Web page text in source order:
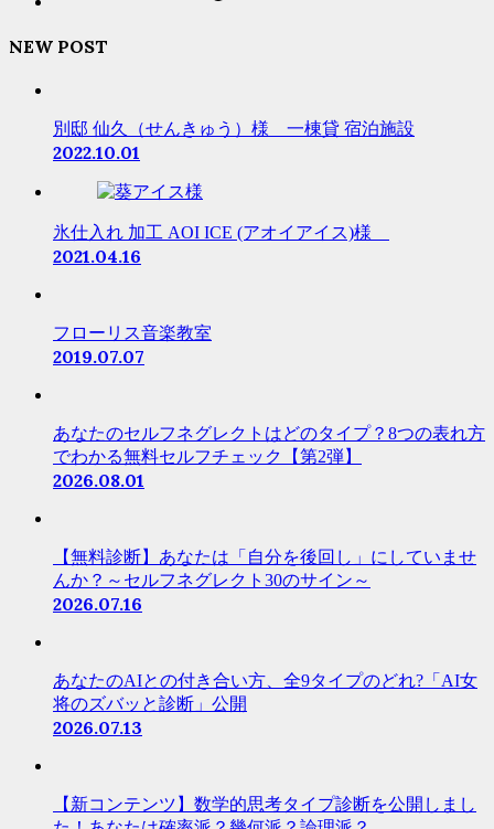
NEW POST
別邸 仙久（せんきゅう）様 一棟貸 宿泊施設
2022.10.01
氷仕入れ 加工 AOI ICE (アオイアイス)様
2021.04.16
フローリス音楽教室
2019.07.07
あなたのセルフネグレクトはどのタイプ？8つの表れ方
でわかる無料セルフチェック【第2弾】
2026.08.01
【無料診断】あなたは「自分を後回し」にしていませ
んか？～セルフネグレクト30のサイン～
2026.07.16
あなたのAIとの付き合い方、全9タイプのどれ?「AI女
将のズバッと診断」公開
2026.07.13
【新コンテンツ】数学的思考タイプ診断を公開しまし